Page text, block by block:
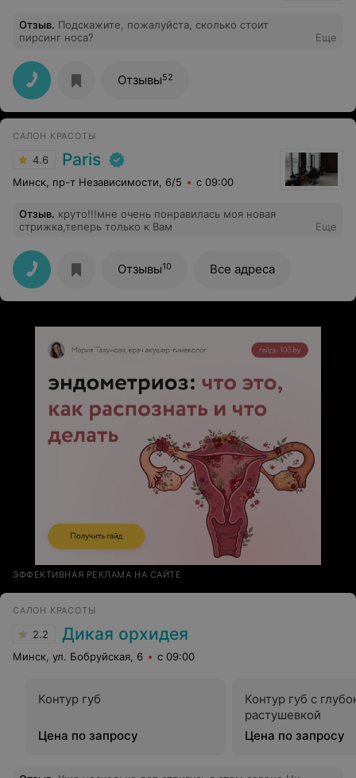
Отзыв. Подскажите, пожалуйста, сколько стоит
пирсинг носа?
Еще
Отзывы52
САЛОН КРАСОТЫ
4.6 Paris
Минск, пр-т Независимости, 6/5 с 09:00
Отзыв. круто!!!мне очень понравилась моя новая
стрижка,теперь только к Вам
Еще
Отзывы10 Все адреса
ЭФФЕКТИВНАЯ РЕКЛАМА НА САЙТЕ
САЛОН КРАСОТЫ
2.2 Дикая орхидея
Минск, ул. Бобруйская, 6 с 09:00
Контур губ
Цена по запросу
Контур губ с
растушевкой
Цена по запросу